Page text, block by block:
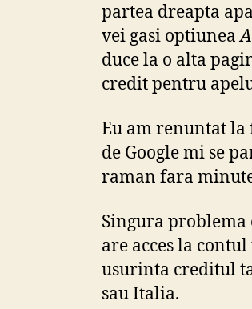
partea dreapta
vei gasi optiunea
duce la o alta
credit pentru
Eu am renuntat la
de Google mi se
raman fara
Singura problema
are acces la
usurinta creditul
sau Italia.